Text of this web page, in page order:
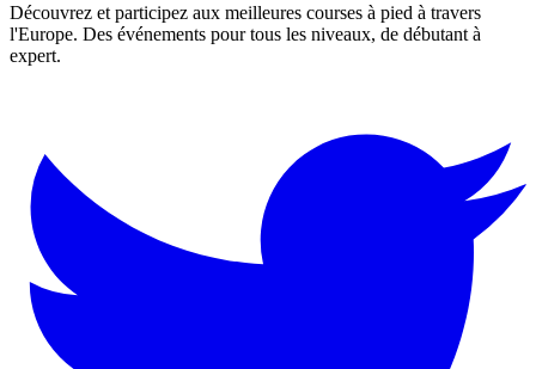
Découvrez et participez aux meilleures courses à pied à travers
l'Europe. Des événements pour tous les niveaux, de débutant à
expert.